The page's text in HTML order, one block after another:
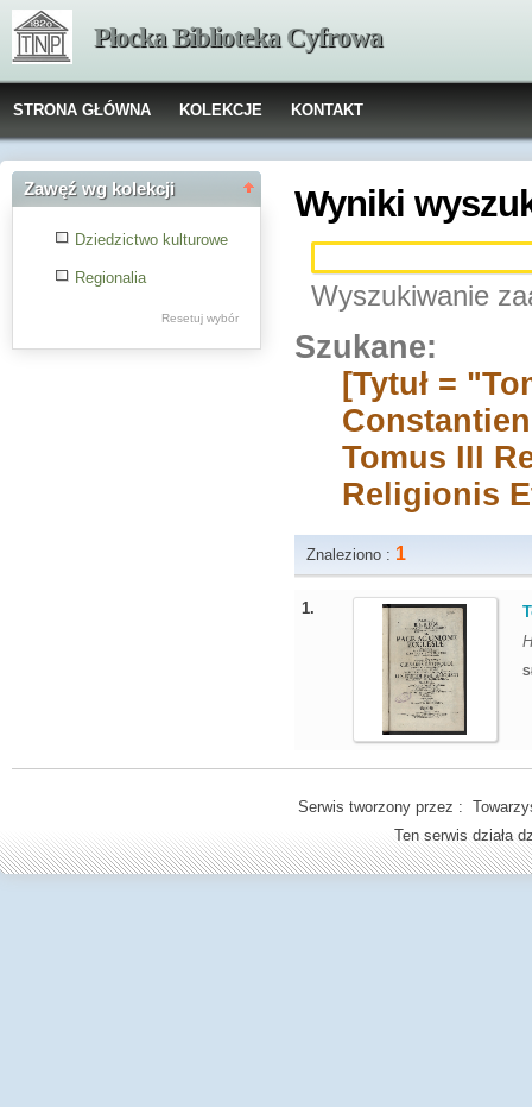
Płocka Biblioteka Cyfrowa
STRONA GŁÓWNA KOLEKCJE KONTAKT
Zawęź wg kolekcji
Dziedzictwo kulturowe
Regionalia
Resetuj wybór
Wyniki
Wyszukiwanie
Szukane:
[Tytuł =
Tomus III
Religionis
Znaleziono : 1
1.
Serwis tworzony przez :
Ten serwis działa